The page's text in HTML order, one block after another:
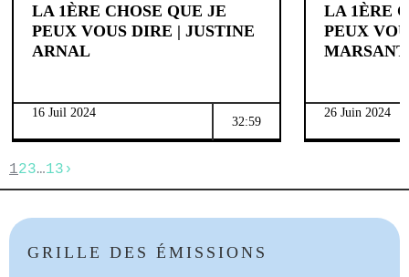
LA 1ÈRE CHOSE QUE JE
PEUX VOUS DIRE | JUSTINE
ARNAL
16 Juil 2024
32:59
LA 1ÈRE
PEUX
26 Juin 2024
123…13 ›
GRILLE DES ÉMISSIONS